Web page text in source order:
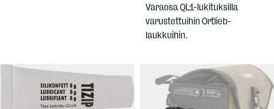
Varaosa QL1-lukituksilla
varustettuihin Ortlieb-
laukkuihin.